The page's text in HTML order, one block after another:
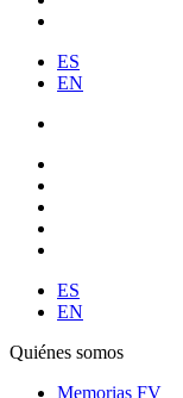
ES
EN
ES
EN
Quiénes somos
Memorias FV